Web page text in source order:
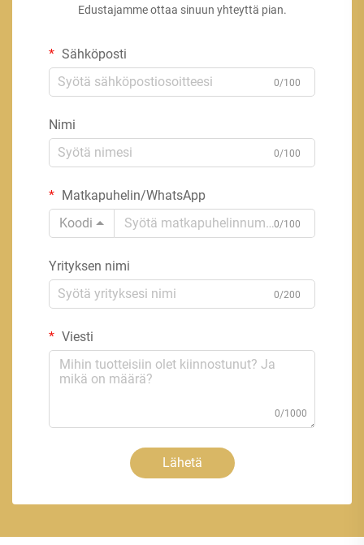
Edustajamme ottaa sinuun yhteyttä pian.
Sähköposti
0/100
Nimi
0/100
Matkapuhelin/WhatsApp
Koodi
0/100
Yrityksen nimi
0/200
Viesti
0/1000
Lähetä